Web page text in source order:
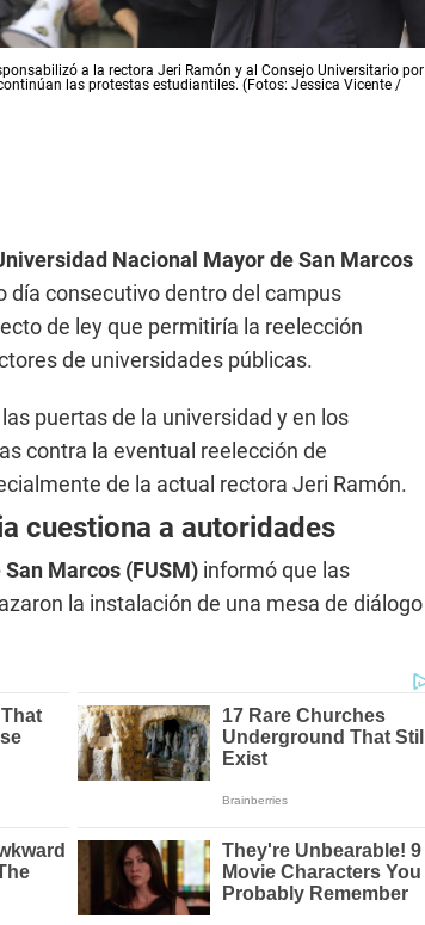
a la rectora Jeri Ramón y al Consejo Universitario por
las protestas estudiantiles. (Fotos: Jessica Vicente /
Nacional Mayor de San Marcos
día consecutivo dentro del campus
de ley que permitiría la reelección
de universidades públicas.
puertas de la universidad y en los
contra la eventual reelección de
de la actual rectora Jeri Ramón.
cuestiona a autoridades
Marcos (FUSM) informó que las
la instalación de una mesa de diálogo